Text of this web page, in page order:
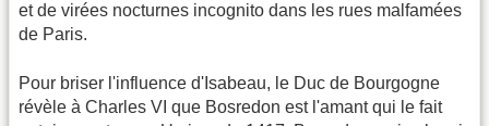
et de virées nocturnes incognito dans les rues malfamées
de Paris.
​Pour briser l'influence d'Isabeau, le Duc de Bourgogne
révèle à Charles VI que Bosredon est l'amant qui le fait